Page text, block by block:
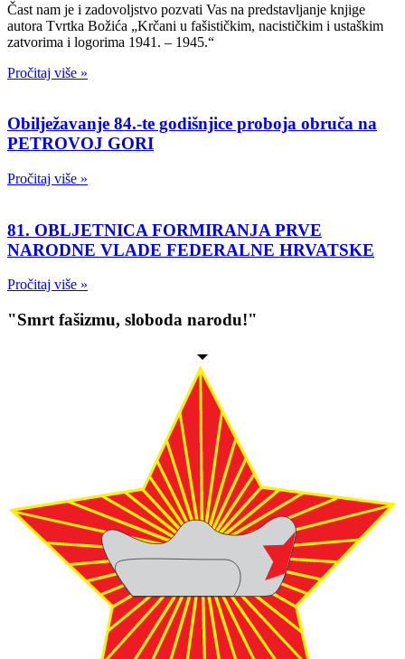
Čast nam je i zadovoljstvo pozvati Vas na predstavljanje knjige
autora Tvrtka Božića „Krčani u fašističkim, nacističkim i ustaškim
zatvorima i logorima 1941. – 1945.“
Pročitaj više »
Obilježavanje 84.-te godišnjice proboja obruča na
PETROVOJ GORI
Pročitaj više »
81. OBLJETNICA FORMIRANJA PRVE
NARODNE VLADE FEDERALNE HRVATSKE
Pročitaj više »
"Smrt fašizmu, sloboda narodu!"